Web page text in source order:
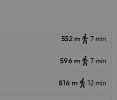
552 m 7 min
596 m 7 min
816 m 12 min